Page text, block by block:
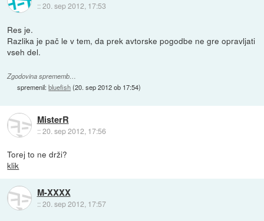
::20. sep 2012, 17:53
Res je.
Razlika je pač le v tem, da prek avtorske pogodbe ne gre opravljati
vseh del.
Zgodovina sprememb…
spremenil:bluefish(20. sep 2012 ob 17:54)
MisterR
::20. sep 2012, 17:56
Torej to ne drži?
klik
M-XXXX
::20. sep 2012, 17:57